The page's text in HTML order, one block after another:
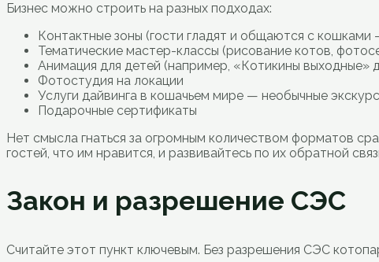
Бизнес можно строить на разных подходах:
Контактные зоны (гости гладят и общаются с
Тематические мастер-классы (рисование котов,
Анимация для детей (например, «Котикины выходные»
Фотостудия на локации
Услуги дайвинга в кошачьем мире — необычные
Подарочные сертификаты
Нет смысла гнаться за огромным количеством форматов
гостей, что им нравится, и развивайтесь по их обратной
Закон и разрешение СЭС
Считайте этот пункт ключевым. Без разрешения СЭС